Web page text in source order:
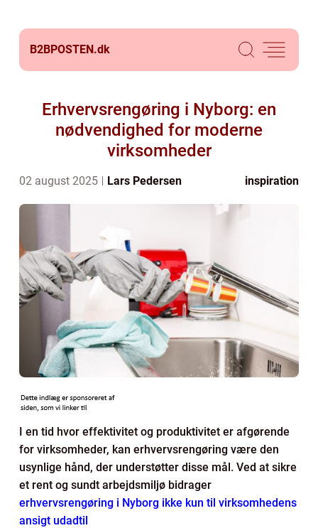
B2BPOSTEN.dk
Erhvervsrengøring i Nyborg: en
nødvendighed for moderne
virksomheder
02 august 2025 Lars Pedersen inspiration
I en tid hvor effektivitet og produktivitet er afgørende
for virksomheder, kan erhvervsrengøring være den
usynlige hånd, der understøtter disse mål. Ved at sikre
et rent og sundt arbejdsmiljø bidrager
erhvervsrengøring i Nyborg ikke kun til virksomhedens
ansigt udadtil